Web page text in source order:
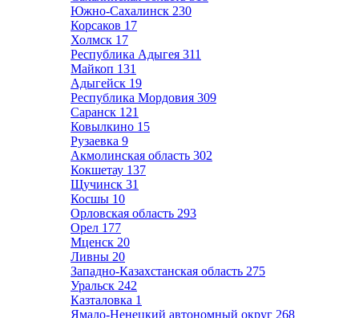
Южно-Сахалинск 230
Корсаков 17
Холмск 17
Республика Адыгея 311
Майкоп 131
Адыгейск 19
Республика Мордовия 309
Саранск 121
Ковылкино 15
Рузаевка 9
Акмолинская область 302
Кокшетау 137
Щучинск 31
Косшы 10
Орловская область 293
Орел 177
Мценск 20
Ливны 20
Западно-Казахстанская область 275
Уральск 242
Казталовка 1
Ямало-Ненецкий автономный округ 268